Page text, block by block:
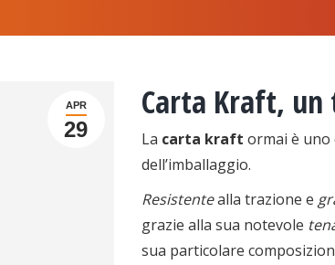
APR
29
Carta Kraft,
La carta kraft ormai è
dell’imballaggio.
Resistentealla trazione e
grazie alla sua notevole
sua particolare